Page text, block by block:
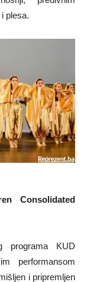
plesa.
Consolidated
programa KUD
performansom
i pripremljen